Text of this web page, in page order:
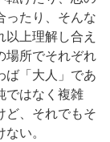
ったり、そんな
上理解し合え
場所でそれぞれ
ば「大人」であ
ではなく複雑
ど、それでもそ
い。